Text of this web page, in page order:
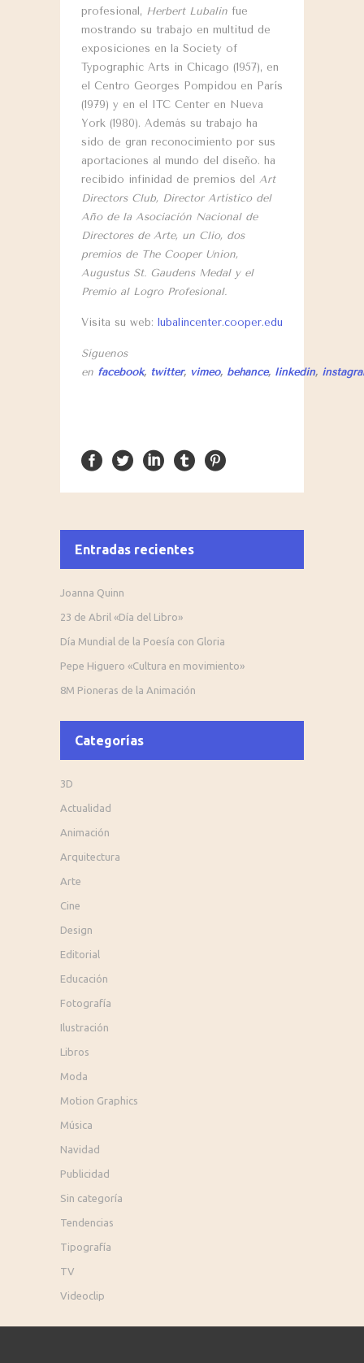
profesional, Herbert Lubalin fue
mostrando su trabajo en multitud de
exposiciones en la Society of
Typographic Arts in Chicago (1957), en
el Centro Georges Pompidou en París
(1979) y en el ITC Center en Nueva
York (1980). Además su trabajo ha
sido de gran reconocimiento por sus
aportaciones al mundo del diseño. ha
recibido infinidad de premios del Art
Directors Club, Director Artístico del
Año de la Asociación Nacional de
Directores de Arte, un Clio, dos
premios de The Cooper Union,
Augustus St. Gaudens Medal y el
Premio al Logro Profesional.
Visita su web: lubalincenter.cooper.edu
Síguenos
en facebook, twitter, vimeo, behance, linkedin,
Entradas recientes
Joanna Quinn
23 de Abril «Día del Libro»
Día Mundial de la Poesía con Gloria
Pepe Higuero «Cultura en movimiento»
8M Pioneras de la Animación
Categorías
3D
Actualidad
Animación
Arquitectura
Arte
Cine
Design
Editorial
Educación
Fotografía
Ilustración
Libros
Moda
Motion Graphics
Música
Navidad
Publicidad
Sin categoría
Tendencias
Tipografía
TV
Videoclip